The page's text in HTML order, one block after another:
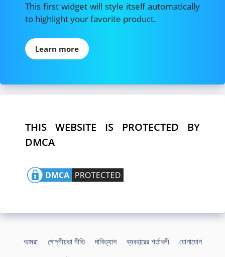
This first widget will style itself automatically
to highlight your favorite product.
Learn more
THIS WEBSITE IS PROTECTED BY
DMCA
আমরা গোপনীয়তা নীতি দাবিত্যাগ ব্যবহারের শর্তাবলী
যোগাযোগ